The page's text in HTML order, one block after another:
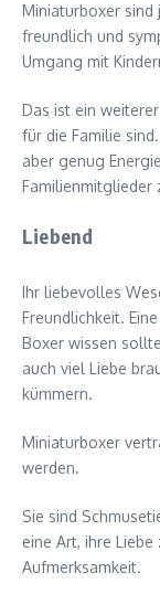
Miniaturboxer sind
freundlich und
Umgang mit
Das ist ein
für die Familie
aber genug
Familienmitglieder
Liebend
Ihr liebevolles
Freundlichkeit.
Boxer wissen
auch viel Liebe
kümmern.
Miniaturboxer
werden.
Sie sind
eine Art, ihre
Aufmerksamkeit.